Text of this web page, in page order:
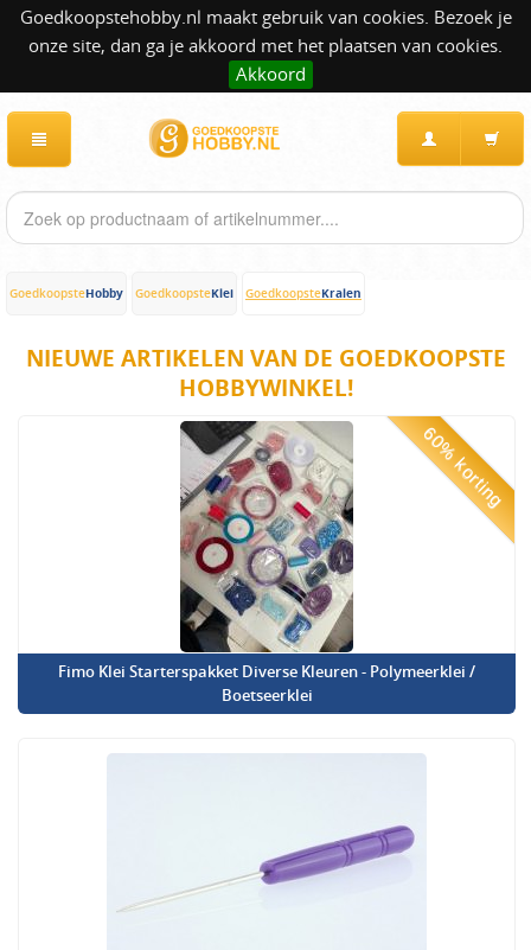
Goedkoopstehobby.nl maakt gebruik van cookies. Bezoek je
onze site, dan ga je akkoord met het plaatsen van cookies.
Akkoord
GoedkoopsteHobby GoedkoopsteKlei GoedkoopsteKralen
NIEUWE ARTIKELEN VAN DE GOEDKOOPSTE
HOBBYWINKEL!
60% korting
Fimo Klei Starterspakket Diverse Kleuren - Polymeerklei /
Boetseerklei